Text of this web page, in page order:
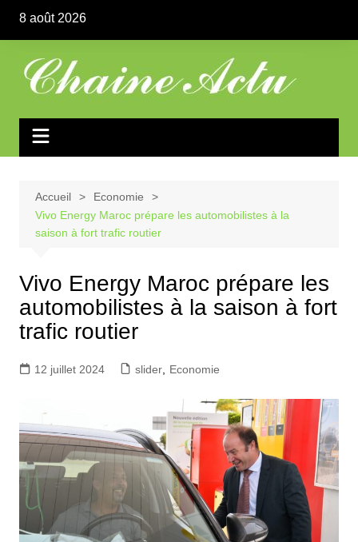
contenu
8 août 2026
Accueil
Economie
Vivo Energy Maroc prépare les automobilistes à la
saison à fort trafic routier
Vivo Energy Maroc prépare les
automobilistes à la saison à fort
trafic routier
12 juillet 2024 slider, Economie